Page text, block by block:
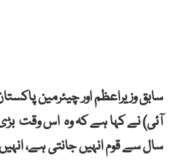
سابق وزیراعظم اور چیئرمین
سال سے قوم انہیں جانتی ہے،